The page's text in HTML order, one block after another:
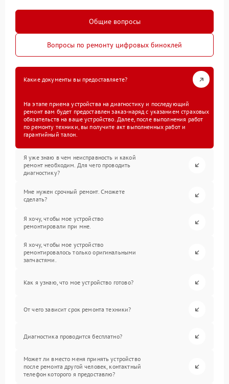
Общие вопросы
Вопросы по ремонту цифровых биноклей
Какие документы вы предоставляете?
На этапе приема устройства на диагностику и последующий
ремонт вам будет предоставлен заказ-наряд с указанием страховых
обязательств на ваше устройство. Далее, после выполнения работ
по ремонту техники, вы получите акт выполненных работ и
гарантийный талон.
Я уже знаю в чем неисправность и какой
ремонт необходим. Для чего проводить
диагностику?
Мне нужен срочный ремонт. Сможете
сделать?
Я хочу, чтобы мое устройство
ремонтировали при мне.
Я хочу, чтобы мое устройство
ремонтировалось только оригинальными
запчастями.
Как я узнаю, что мое устройство готово?
От чего зависит срок ремонта техники?
Диагностика проводится бесплатно?
Может ли вместо меня принять устройство
после ремонта другой человек, контактный
телефон которого я предоставлю?